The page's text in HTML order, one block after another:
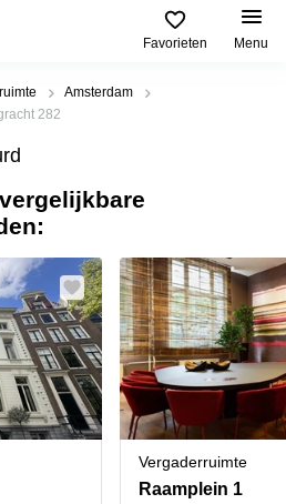
Favorieten Menu
Amsterdam
282
Vergaderruimte
Raamplein 1